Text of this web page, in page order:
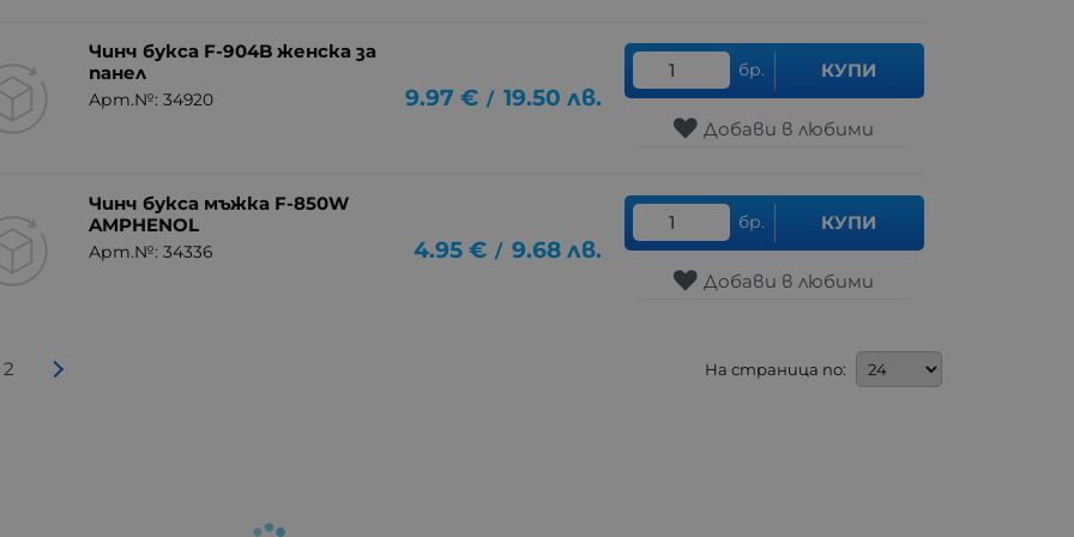
Чинч букса F-904B женска за
панел
Арт.№: 34920 9.97 € / 19.50 лв.
бр. КУПИ
Добави в любими
Чинч букса мъжка F-850W
AMPHENOL
Арт.№: 34336 4.95 € / 9.68 лв.
бр. КУПИ
Добави в любими
2 На страница по: